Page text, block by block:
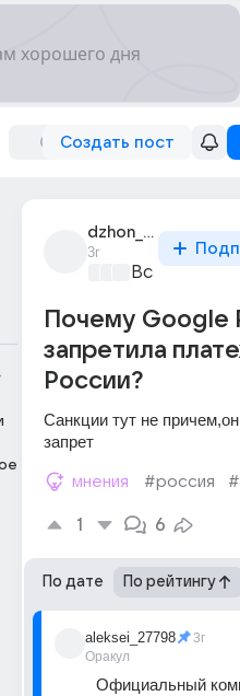
Создать пост
dzhon_pasizhiurov
3г
Все про
Почему Google
запретила
России?
Санкции тут не
запрет
мнения #россия
1 6
По дате По рейтингу
aleksei_27798
Оракул
3г
Официальный